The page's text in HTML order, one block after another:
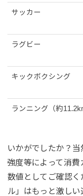
サッカー
ラグビー
キックボクシング
ランニング（約
いかがでしたか？
強度等によって消
数値としてご確認
ル」はもっと激し